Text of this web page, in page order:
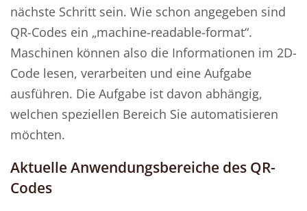
nächste Schritt sein. Wie schon angegeben sind
QR-Codes ein „machine-readable-format“.
Maschinen können also die Informationen im 2D-
Code lesen, verarbeiten und eine Aufgabe
ausführen. Die Aufgabe ist davon abhängig,
welchen speziellen Bereich Sie automatisieren
möchten.
Aktuelle Anwendungsbereiche des QR-
Codes